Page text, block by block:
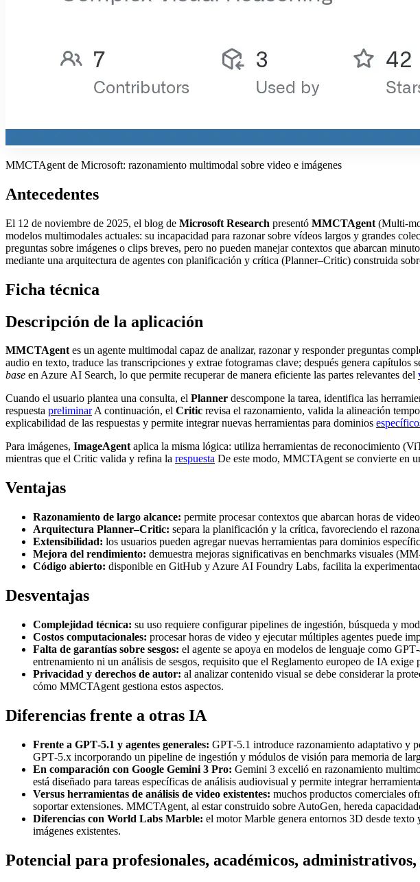
MMCTAgent de Microsoft: razonamiento multimodal sobre video e imágenes
Antecedentes
El 12 de noviembre de 2025, el blog de Microsoft Research presentó MMCTAgent
modelos multimodales actuales: su incapacidad para razonar sobre vídeos largos y grandes
preguntas sobre imágenes o clips breves, pero no pueden manejar contextos que abarcan
mediante una arquitectura de agentes con planificación y crítica (Planner–Critic) construida
Ficha técnica
Descripción de la aplicación
MMCTAgentes un agente multimodal capaz de analizar, razonar y responder preguntas
audio en texto, traduce las transcripciones y extrae fotogramas clave; después genera
base en Azure AI Search, lo que permite recuperar de manera eficiente las partes relevantes del
Cuando el usuario plantea una consulta, el Planner descompone la tarea, identifica las
respuesta preliminarA continuación, el Critic revisa el razonamiento, valida la alineación
explicabilidad de las respuestas y permite integrar nuevas herramientas para dominios
Para imágenes, ImageAgentaplica la misma lógica: utiliza herramientas de reconocimiento
mientras que el Critic valida y refina la respuesta De este modo, MMCTAgent se convierte en
Ventajas
Razonamiento de largo alcance: permite procesar contextos que abarcan horas de
Arquitectura Planner–Critic: separa la planificación y la crítica, favoreciendo el
Extensibilidad: los usuarios pueden agregar nuevas herramientas para dominios
Mejora del rendimiento: demuestra mejoras significativas en benchmarks visuales
Código abierto: disponible en GitHub y Azure AI Foundry Labs, facilita la
Desventajas
Complejidad técnica: su uso requiere configurar pipelines de ingestión, búsqueda y
Costos computacionales: procesar horas de video y ejecutar múltiples agentes puede
Falta de garantías sobre sesgos: el agente se apoya en modelos de lenguaje como
entrenamiento ni un análisis de sesgos, requisito que el Reglamento europeo de IA exige
Privacidad y derechos de autor: al analizar contenido visual se debe considerar la
cómo MMCTAgent gestiona estos aspectos.
Diferencias frente a otras IA
Frente a GPT‑5.1 y agentes generales: GPT‑5.1 introduce razonamiento adaptativo y
GPT‑5.x incorporando un pipeline de ingestión y módulos de visión para memoria de
En comparación con Google Gemini 3 Pro: Gemini 3 excelió en razonamiento
está diseñado para tareas específicas de análisis audiovisual y permite integrar
Versus herramientas de análisis de video existentes: muchos productos comerciales
soportar extensiones. MMCTAgent, al estar construido sobre AutoGen, hereda
Diferencias con World Labs Marble: el motor Marble genera entornos 3D desde
imágenes existentes.
Potencial para profesionales, académicos,